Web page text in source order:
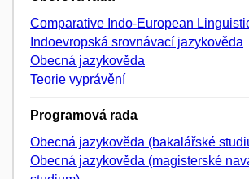
Comparative Indo-European
Indoevropská srovnávací jazykověda
Obecná jazykověda
Teorie vyprávění
Programová rada
Obecná jazykověda (bakalářské
Obecná jazykověda (magisterské